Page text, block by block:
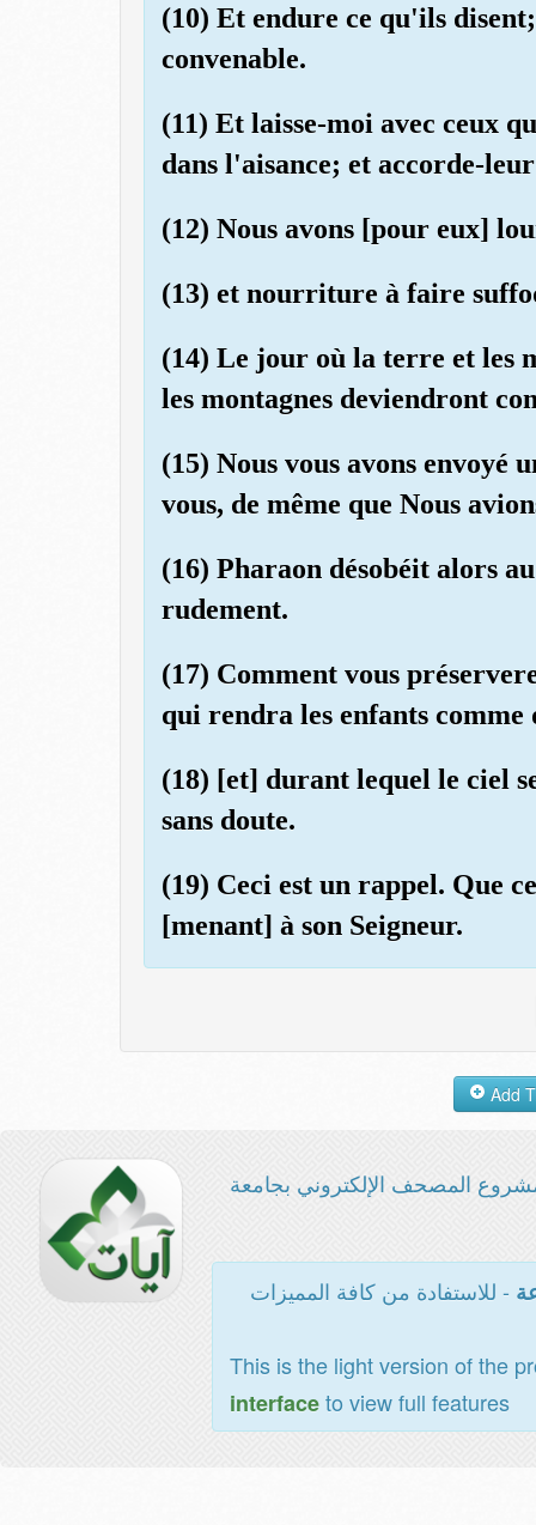
(10) Et endure ce qu'ils
convenable.
(11) Et laisse-moi avec ceux
dans l'aisance; et accorde-
(12) Nous avons [pour eux]
(13) et nourriture à faire
(14) Le jour où la terre et les
les montagnes deviendront
(15) Nous vous avons envoyé
vous, de même que Nous
(16) Pharaon désobéit alors
rudement.
(17) Comment vous
qui rendra les enfants
(18) [et] durant lequel le ciel
sans doute.
(19) Ceci est un rappel. Que
[menant] à son Seigneur.
المصحف الإلكتروني بجامعة
- للاستفادة من كافة المميزات
This is the light version of the
interfaceto view full features